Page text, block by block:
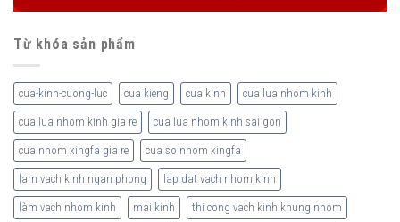
Từ khóa sản phẩm
cua-kinh-cuong-luc cua kieng cua kinh cua lua nhom kinh
cua lua nhom kinh gia re cua lua nhom kinh sai gon
cua nhom xingfa gia re cua so nhom xingfa
lam vach kinh ngan phong lap dat vach nhom kinh
làm vach nhom kinh mai kinh thi cong vach kinh khung nhom